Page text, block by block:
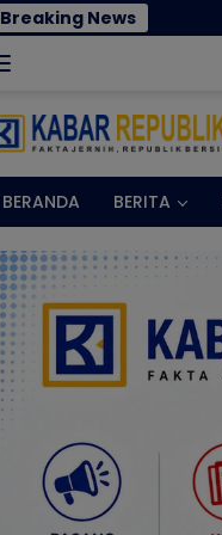
Breaking News
BERANDA BERITA